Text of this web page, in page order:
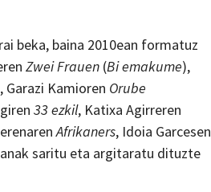
beka, baina 2010ean formatuz
Zwei Frauen (Bi emakume),
, Garazi Kamioren Orube
33 ezkil, Katixa Agirreren
Afrikaners, Idoia Garcesen
saritu eta argitaratu dituzte